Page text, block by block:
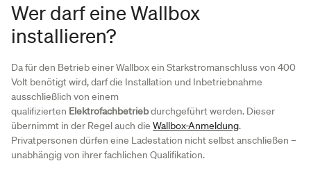
Wer darf eine Wallbox
installieren?
Da für den Betrieb einer Wallbox ein Starkstromanschluss von 400
Volt benötigt wird, darf die Installation und Inbetriebnahme
ausschließlich von einem
qualifizierten Elektrofachbetriebdurchgeführt werden. Dieser
übernimmt in der Regel auch die Wallbox-Anmeldung.
Privatpersonen dürfen eine Ladestation nicht selbst anschließen –
unabhängig von ihrer fachlichen Qualifikation.